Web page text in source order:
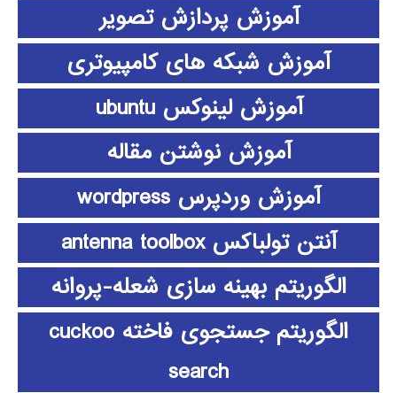
آموزش پردازش تصویر
آموزش شبکه های کامپیوتری
آموزش لینوکس ubuntu
آموزش نوشتن مقاله
آموزش وردپرس wordpress
آنتن تولباکس antenna toolbox
الگوریتم بهینه سازی شعله-پروانه
الگوریتم جستجوی فاخته cuckoo
search